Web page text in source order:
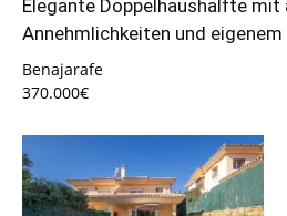
Elegante Doppelhaushälfte mit
Annehmlichkeiten und eigenem
Benajarafe
370.000€